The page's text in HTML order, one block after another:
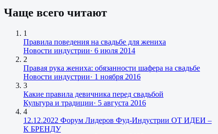
Чаще всего читают
1
Правила поведения на свадьбе для жениха
Новости индустрии· 6 июля 2014
2
Правая рука жениха: обязанности шафера на свадьбе
Новости индустрии· 1 ноября 2016
3
Какие правила девичника перед свадьбой
Культура и традиции· 5 августа 2016
4
12.12.2022 Форум Лидеров Фуд-Индустрии ОТ ИДЕИ –
К БРЕНДУ